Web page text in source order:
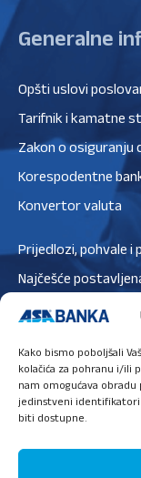
Kako bismo poboljšali
kolačića za pohranu i/ili
nam omogućava
jedinstveni identifikatori.
biti dostupne.
Generalne
Opšti uslovi
Tarifnik i kamatne
Zakon o osiguranju
Korespodentne
Konvertor valuta
Prijedlozi, pohvale i
Najčešće
Zaštita podataka
Politika kolačića